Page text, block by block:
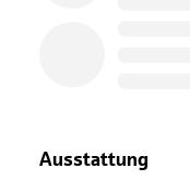
Ausstattung